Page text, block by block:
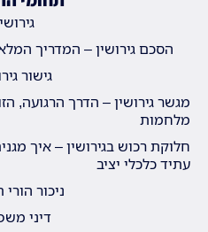
הסכם גירושין – המדריך
גישור
מגשר גירושין – הדרך הרגועה,
מלחמות
חלוקת רכוש בגירושין – איך
עתיד כלכלי יציב
ניכור
דיני